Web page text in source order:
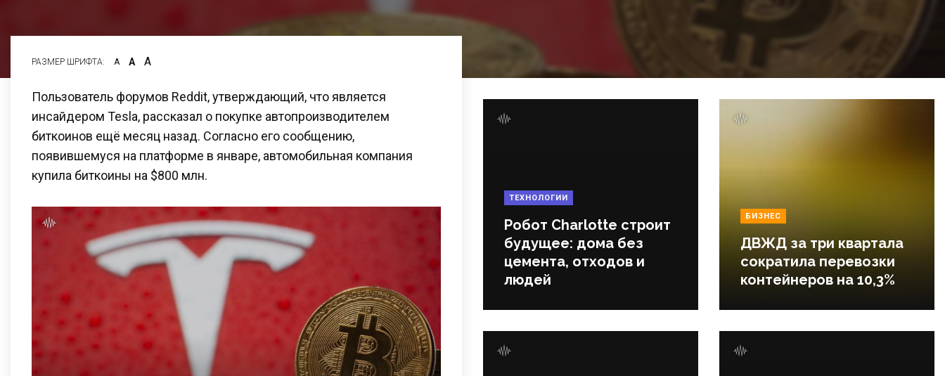
РАЗМЕР ШРИФТА: А А А
Пользователь форумов Reddit, утверждающий, что является
инсайдером Tesla, рассказал о покупке автопроизводителем
биткоинов ещё месяц назад. Согласно его сообщению,
появившемуся на платформе в январе, автомобильная компания
купила биткоины на $800 млн.
ТЕХНОЛОГИИ
Робот Charlotte строит
будущее: дома без
цемента, отходов и
людей
БИЗНЕС
ДВЖД за три квартала
сократила перевозки
контейнеров на 10,3%